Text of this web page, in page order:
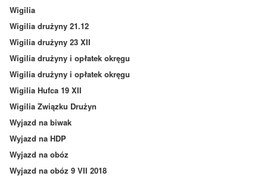
Wigilia
Wigilia drużyny 21.12
Wigilia drużyny 23 XII
Wigilia drużyny i opłatek okręgu
Wigilia drużyny i opłatek okręgu
Wigilia Hufca 19 XII
Wigilia Związku Drużyn
Wyjazd na biwak
Wyjazd na HDP
Wyjazd na obóz
Wyjazd na obóz 9 VII 2018